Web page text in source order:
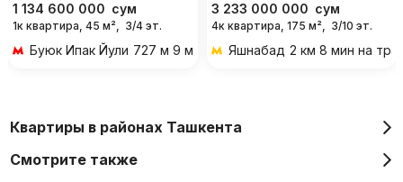
1 134 600 000 сум
1к квартира, 45 м², 3/4 эт.
Буюк Ипак Йули 727 м 9 мин пешком
3 233 000 000 сум
4к квартира, 175 м², 3/10 эт.
Яшнабад 2 км 8 мин на
Квартиры в районах Ташкента
Смотрите также